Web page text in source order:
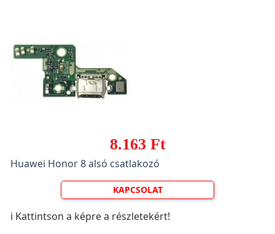
8.163 Ft
Huawei Honor 8 alsó csatlakozó
KAPCSOLAT
ℹ️ Kattintson a képre a részletekért!